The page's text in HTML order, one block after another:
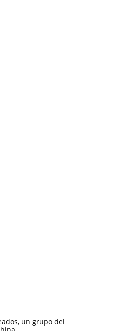
un grupo del